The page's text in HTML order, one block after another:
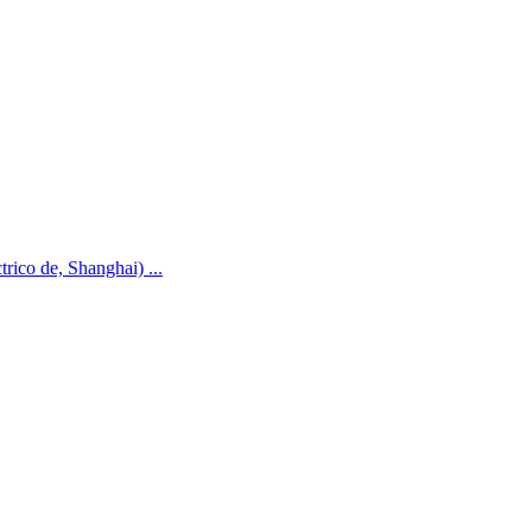
de, Shanghai) ...